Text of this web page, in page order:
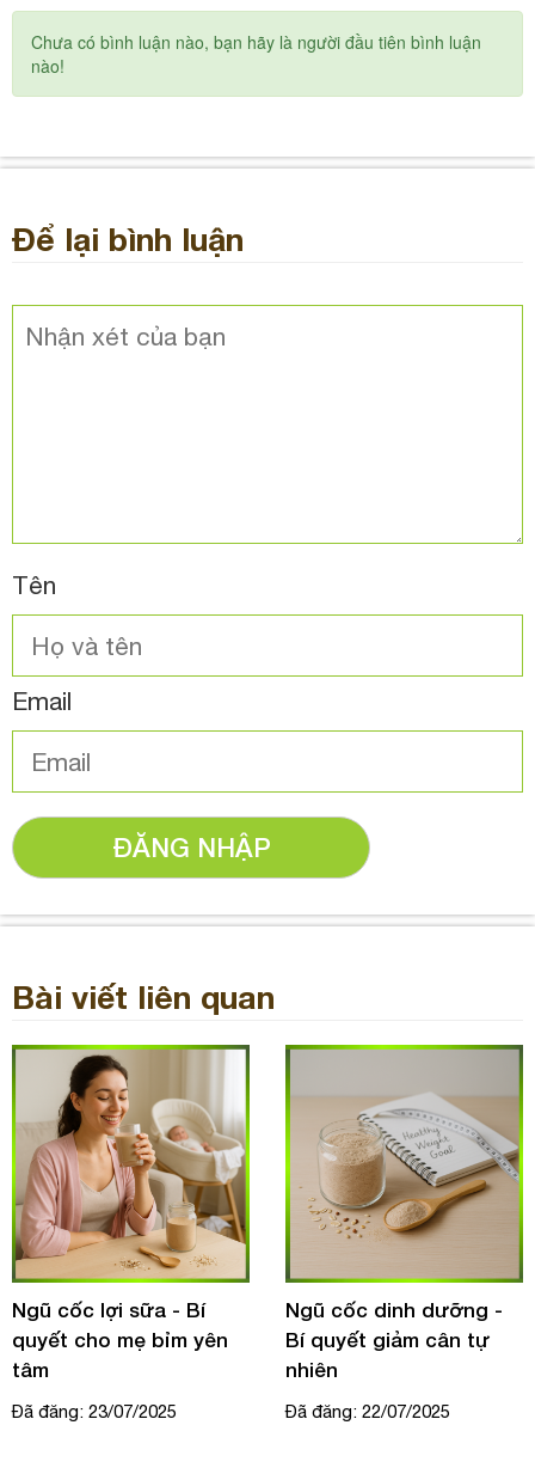
Chưa có bình luận nào, bạn hãy là người đầu tiên bình luận
nào!
Để lại bình luận
Tên
Email
ĐĂNG NHẬP
Bài viết liên quan
Ngũ cốc lợi sữa - Bí
quyết cho mẹ bỉm yên
tâm
Đã đăng: 23/07/2025
Ngũ cốc dinh dưỡng -
Bí quyết giảm cân tự
nhiên
Đã đăng: 22/07/2025